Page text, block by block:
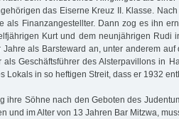
das Eiserne Kreuz II. Klasse.
als Finanzangestellter. Dann zog es ihn
Kurt und dem neunjährigen Rudi
als Barsteward an, unter anderem auf
Geschäftsführer des Alsterpavillons in
Lokals in so heftigen Streit, dass er 1932
ihre Söhne nach den Geboten des
und im Alter von 13 Jahren Bar Mitzwa,